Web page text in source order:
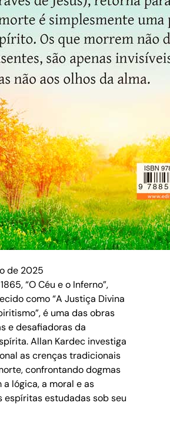
de 2025
“O Céu e o Inferno”,
como “A Justiça Divina
é uma das obras
e desafiadoras da
Allan Kardec investiga
as crenças tradicionais
confrontando dogmas
a lógica, a moral e as
espíritas estudadas sob seu